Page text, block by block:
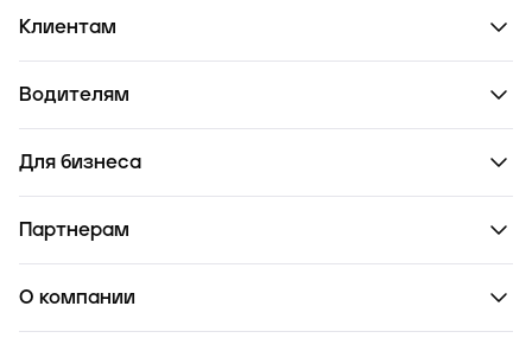
Клиентам
Водителям
Для бизнеса
Партнерам
О компании